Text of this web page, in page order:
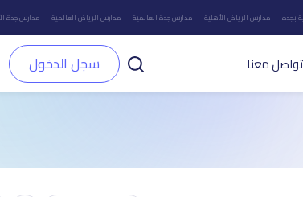
بجده مدارس الرياض الأهلية مدارس جدة العالمية مدارس الرياض العالمية مدارس جدة
تواصل معنا سجل الدخول